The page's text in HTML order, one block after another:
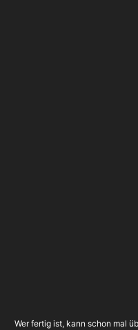
Wer fertig ist, kann schon mal